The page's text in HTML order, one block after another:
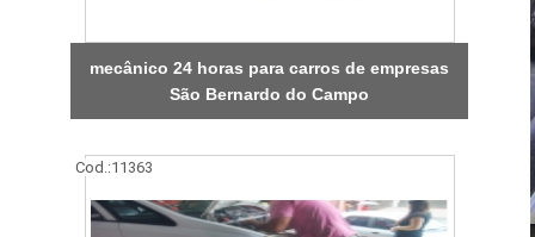
mecânico 24 horas para carros de empresas
São Bernardo do Campo
Cod.:11363